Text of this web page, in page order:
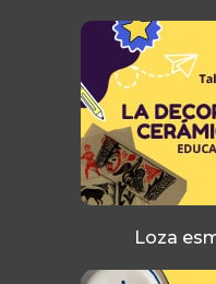
Loza